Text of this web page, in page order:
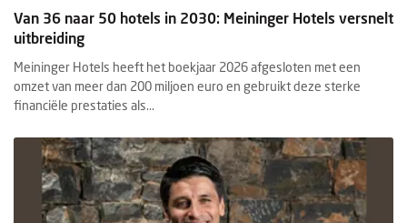
Van 36 naar 50 hotels in 2030: Meininger Hotels versnelt
uitbreiding
Meininger Hotels heeft het boekjaar 2026 afgesloten met een
omzet van meer dan 200 miljoen euro en gebruikt deze sterke
financiële prestaties als...